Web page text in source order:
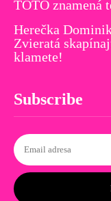
TOTO znamená
Herečka
Zvieratá
klamete!
Subscribe